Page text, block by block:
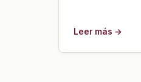
Leer más →